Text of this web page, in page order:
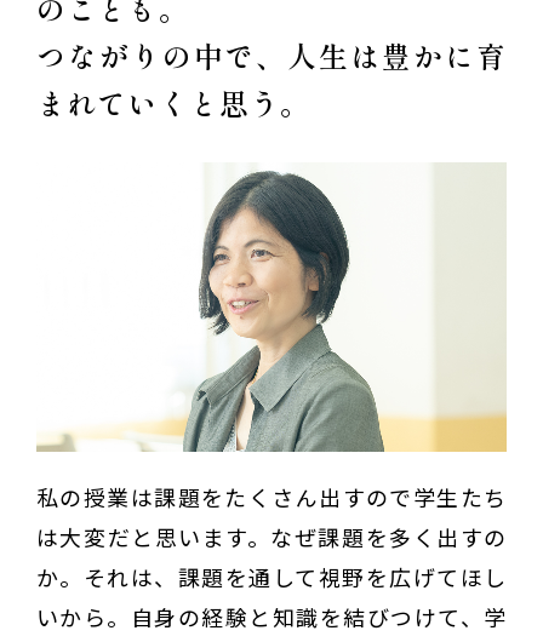
つながりの中で、人生は豊かに育
まれていくと思う。
私の授業は課題をたくさん出すので学生たち
は大変だと思います。なぜ課題を多く出すの
か。それは、課題を通して視野を広げてほし
いから。自身の経験と知識を結びつけて、学